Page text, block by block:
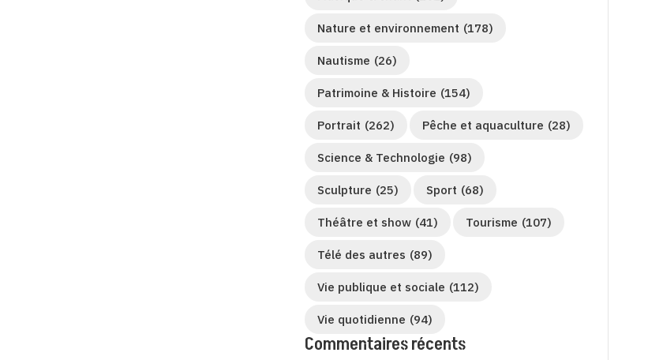
Nature et environnement (178)
Nautisme (26)
Patrimoine & Histoire (154)
Portrait (262) Pêche et aquaculture (28)
Science & Technologie (98)
Sculpture (25) Sport (68)
Théâtre et show (41) Tourisme (107)
Télé des autres (89)
Vie publique et sociale (112)
Vie quotidienne (94)
Commentaires récents